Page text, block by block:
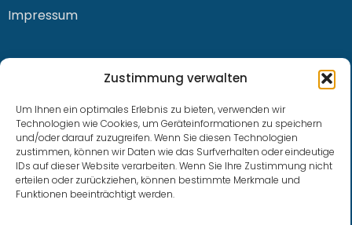
Zustimmung verwalten
Um Ihnen ein optimales Erlebnis zu bieten, verwenden wir
Technologien wie Cookies, um Geräteinformationen zu speichern
und/oder darauf zuzugreifen. Wenn Sie diesen Technologien
zustimmen, können wir Daten wie das Surfverhalten oder eindeutige
IDs auf dieser Website verarbeiten. Wenn Sie Ihre Zustimmung nicht
erteilen oder zurückziehen, können bestimmte Merkmale und
Funktionen beeinträchtigt werden.
Impressum
0228 / 915 614 81
klaus.buhl@libra-invest.de